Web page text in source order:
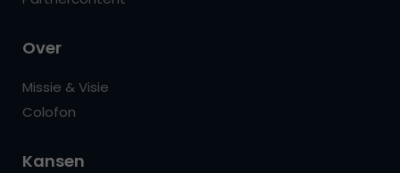
Over
Missie & Visie
Colofon
Kansen